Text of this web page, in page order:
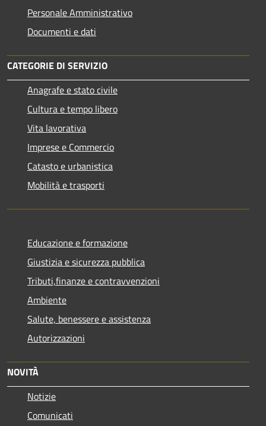
Personale Amministrativo
Documenti e dati
CATEGORIE DI SERVIZIO
Anagrafe e stato civile
Cultura e tempo libero
Vita lavorativa
Imprese e Commercio
Catasto e urbanistica
Mobilità e trasporti
Educazione e formazione
Giustizia e sicurezza pubblica
Tributi,finanze e contravvenzioni
Ambiente
Salute, benessere e assistenza
Autorizzazioni
NOVITÀ
Notizie
Comunicati